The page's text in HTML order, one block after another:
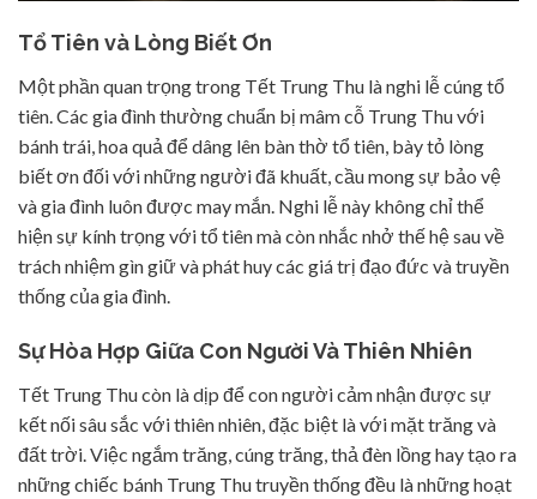
Tổ Tiên và Lòng Biết Ơn
Một phần quan trọng trong Tết Trung Thu là nghi lễ cúng tổ
tiên. Các gia đình thường chuẩn bị mâm cỗ Trung Thu với
bánh trái, hoa quả để dâng lên bàn thờ tổ tiên, bày tỏ lòng
biết ơn đối với những người đã khuất, cầu mong sự bảo vệ
và gia đình luôn được may mắn. Nghi lễ này không chỉ thể
hiện sự kính trọng với tổ tiên mà còn nhắc nhở thế hệ sau về
trách nhiệm gìn giữ và phát huy các giá trị đạo đức và truyền
thống của gia đình.
Sự Hòa Hợp Giữa Con Người Và Thiên Nhiên
Tết Trung Thu còn là dịp để con người cảm nhận được sự
kết nối sâu sắc với thiên nhiên, đặc biệt là với mặt trăng và
đất trời. Việc ngắm trăng, cúng trăng, thả đèn lồng hay tạo ra
những chiếc bánh Trung Thu truyền thống đều là những hoạt